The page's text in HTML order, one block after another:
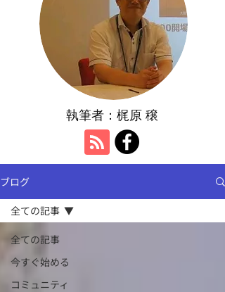
執筆者：​梶原 穣
ブログ
全ての記事
今すぐ始める
コミュニティ
全ての記事